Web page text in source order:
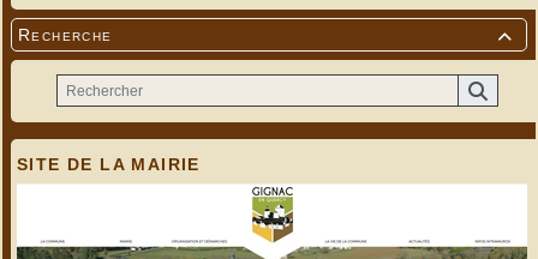

Recherche
SITE DE LA MAIRIE